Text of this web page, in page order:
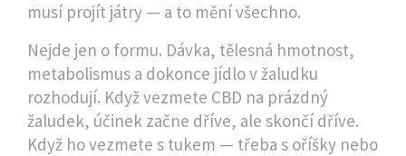
musí projít játry — a to mění všechno.
Nejde jen o formu. Dávka, tělesná hmotnost,
metabolismus a dokonce jídlo v žaludku
rozhodují. Když vezmete CBD na prázdný
žaludek, účinek začne dříve, ale skončí dříve.
Když ho vezmete s tukem — třeba s oříšky nebo